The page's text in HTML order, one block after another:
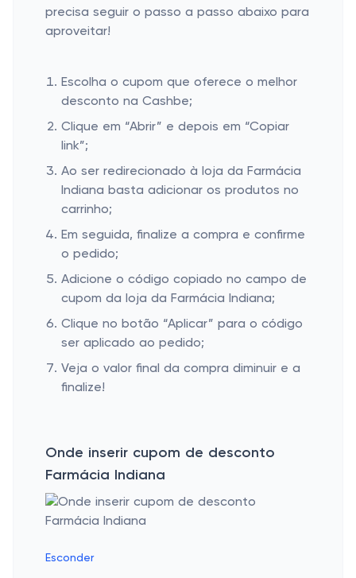
precisa seguir o passo a passo abaixo para
aproveitar!
Escolha o cupom que oferece o melhor
desconto na Cashbe;
Clique em “Abrir” e depois em “Copiar
link”;
Ao ser redirecionado à loja da Farmácia
Indiana basta adicionar os produtos no
carrinho;
Em seguida, finalize a compra e confirme
o pedido;
Adicione o código copiado no campo de
cupom da loja da Farmácia Indiana;
Clique no botão “Aplicar” para o código
ser aplicado ao pedido;
Veja o valor final da compra diminuir e a
finalize!
Onde inserir cupom de desconto
Farmácia Indiana
Esconder